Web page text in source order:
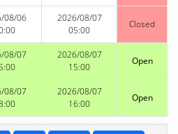
08/06
2026/08/07
05:00
Closed
08/07
2026/08/07
15:00
Open
08/07
2026/08/07
16:00
Open